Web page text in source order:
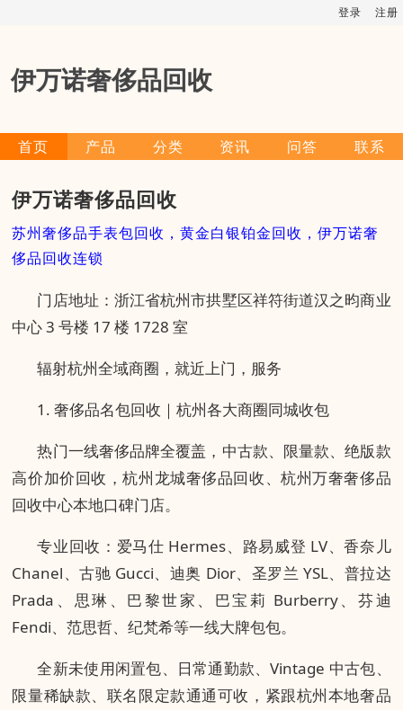
登录 注册
伊万诺奢侈品回收
首页 产品 分类 资讯 问答 联系
伊万诺奢侈品回收
苏州奢侈品手表包回收，黄金白银铂金回收，伊万诺奢
侈品回收连锁
门店地址：浙江省杭州市拱墅区祥符街道汉之昀商业
中心 3 号楼 17 楼 1728 室
辐射杭州全域商圈，就近上门，服务
1. 奢侈品名包回收｜杭州各大商圈同城收包
热门一线奢侈品牌全覆盖，中古款、限量款、绝版款
高价加价回收，杭州龙城奢侈品回收、杭州万奢奢侈品
回收中心本地口碑门店。
专业回收：爱马仕 Hermes、路易威登 LV、香奈儿
Chanel、古驰 Gucci、迪奥 Dior、圣罗兰 YSL、普拉达
Prada、思琳、巴黎世家、巴宝莉 Burberry、芬迪
Fendi、范思哲、纪梵希等一线大牌包包。
全新未使用闲置包、日常通勤款、Vintage 中古包、
限量稀缺款、联名限定款通通可收，紧跟杭州本地奢品